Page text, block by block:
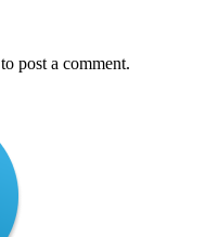
to post a comment.